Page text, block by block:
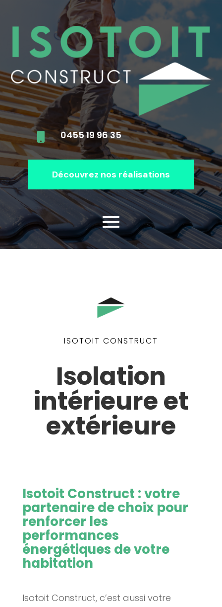
 0455 19 96 35
Découvrez nos réalisations
ISOTOIT CONSTRUCT
Isolation
intérieure et
extérieure
Isotoit Construct : votre
partenaire de choix pour
renforcer les
performances
énergétiques de votre
habitation
Isotoit Construct, c’est aussi votre